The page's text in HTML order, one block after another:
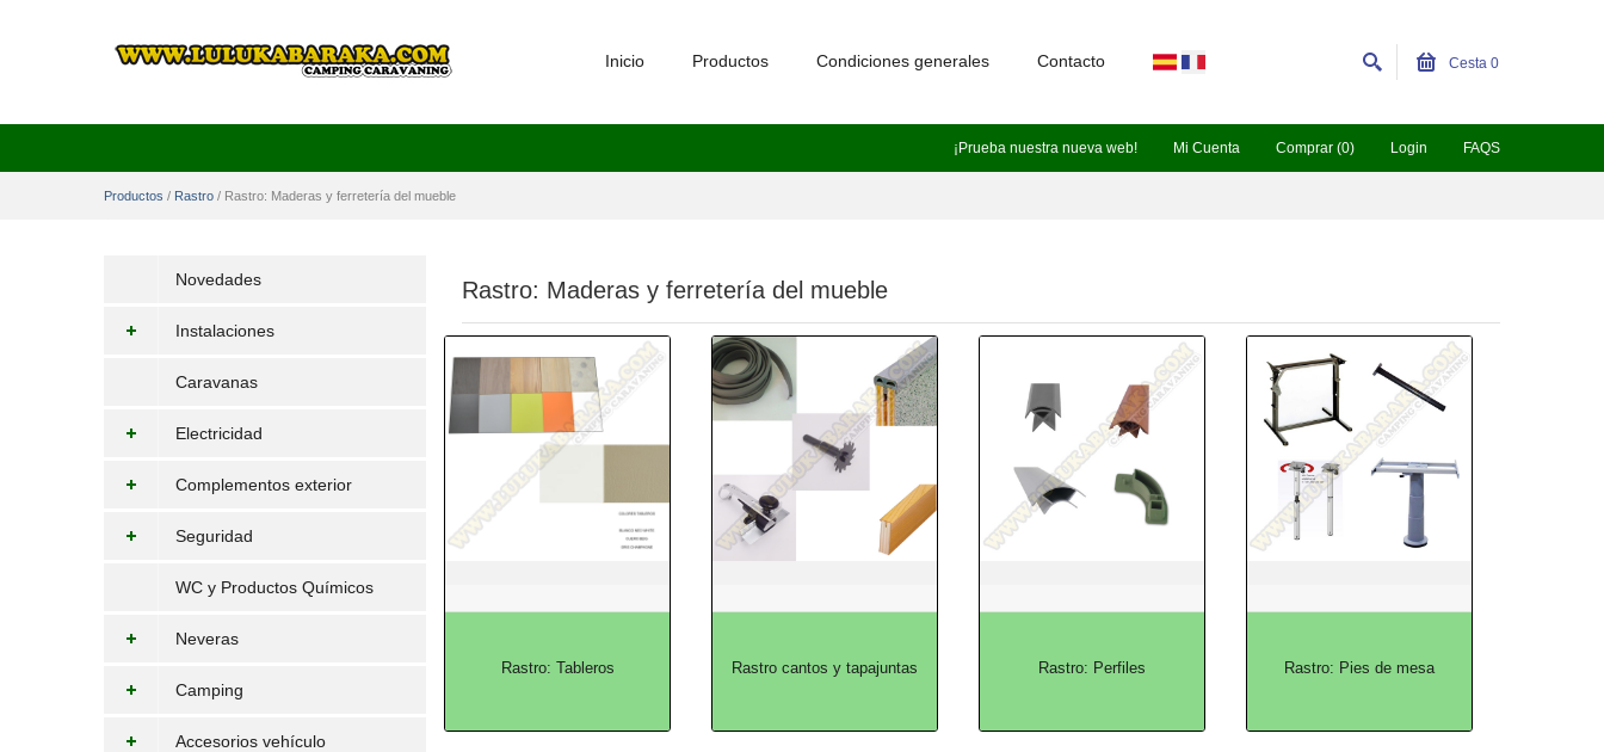
¡Prueba nuestra nueva web! Mi Cuenta Comprar (0) Login FAQS
Inicio Productos Condiciones generales Contacto Cesta 0
Productos / Rastro / Rastro: Maderas y ferretería del mueble
Novedades
Instalaciones
Caravanas
Electricidad
Complementos exterior
Seguridad
WC y Productos Químicos
Neveras
Camping
Accesorios vehículo
Rastro: Maderas y ferretería del mueble
Rastro: Tableros Rastro cantos y tapajuntas Rastro: Perfiles Rastro: Pies de mesa